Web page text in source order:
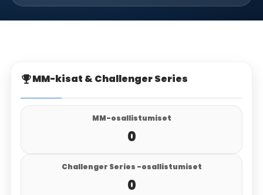
MM-kisat & Challenger Series
MM-osallistumiset
0
Challenger Series -osallistumiset
0